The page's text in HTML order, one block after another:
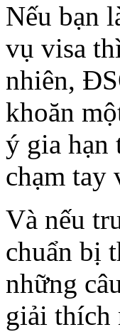
Nếu bạn
vụ visa
nhiên,
khoăn
ý gia hạn
chạm tay
Và nếu
chuẩn bị
những
giải thích